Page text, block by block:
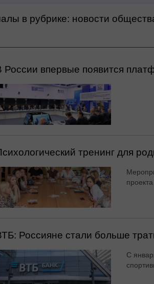
в рубрике: Новости
России впервые появится
тренинг для
Россияне стали больше
С